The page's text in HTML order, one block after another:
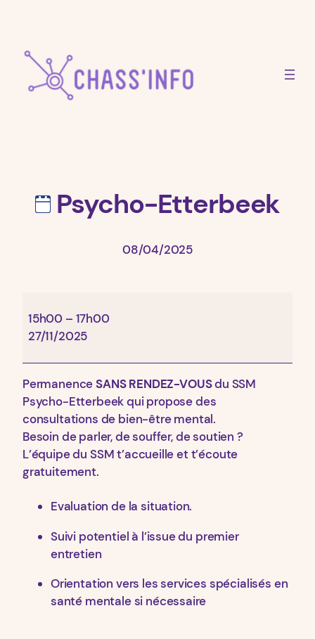
contenu
Psycho-Etterbeek
08/04/2025
Etterbeek
15h00 – 17h00
27/11/2025
PermanenceSANS RENDEZ-VOUSdu SSM
Psycho-Etterbeek qui propose des
consultations de bien-être mental.
Besoin de parler, de souffer, de soutien ?
L’équipe du SSM t’accueille et t’écoute
gratuitement.
Evaluation de la situation.
Suivi potentiel à l’issue du premier
entretien
Orientation vers les services spécialisés en
santé mentale si nécessaire